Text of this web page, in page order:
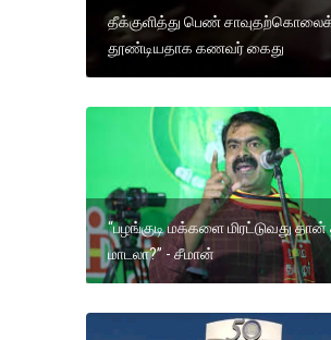
தீக்குளித்து பெண்
தூண்டியதாக கணவர் கைது
“பழங்குடி மக்களை மிரட்டுவது தான்
மாடலா?” - சீமான்